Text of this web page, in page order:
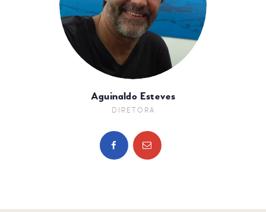
Aguinaldo Esteves
DIRETORA